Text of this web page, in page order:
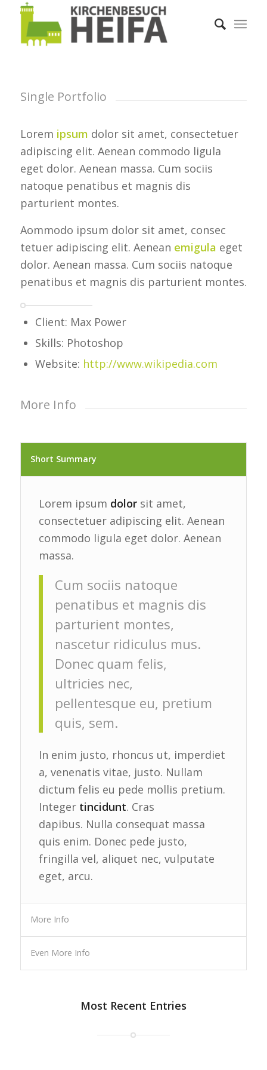
Single Portfolio
Lorem ipsum dolor sit amet, consectetuer
adipiscing elit. Aenean commodo ligula
eget dolor. Aenean massa. Cum sociis
natoque penatibus et magnis dis
parturient montes.
Aommodo ipsum dolor sit amet, consec
tetuer adipiscing elit. Aenean emigula eget
dolor. Aenean massa. Cum sociis natoque
penatibus et magnis dis parturient montes.
Client: Max Power
Skills: Photoshop
Website: http://www.wikipedia.com
More Info
Short Summary
Lorem ipsum dolorsit amet,
consectetuer adipiscing elit. Aenean
commodo ligula eget dolor. Aenean
massa.
Cum sociis natoque
penatibus et magnis dis
parturient montes,
nascetur ridiculus mus.
Donec quam felis,
ultricies nec,
pellentesque eu, pretium
quis, sem.
In enim justo, rhoncus ut, imperdiet
a, venenatis vitae, justo. Nullam
dictum felis eu pede mollis pretium.
Integer tincidunt. Cras
dapibus. Nulla consequat massa
quis enim. Donec pede justo,
fringilla vel, aliquet nec, vulputate
eget, arcu.
More Info
Even More Info
Most Recent Entries